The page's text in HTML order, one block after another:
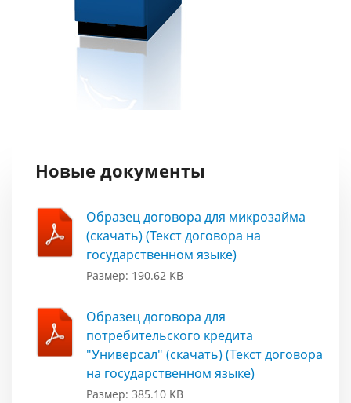
Новые документы
Образец договора для микрозайма
(скачать) (Текст договора на
государственном языке)
Размер: 190.62 KB
Образец договора для
потребительского кредита
"Универсал" (скачать) (Текст договора
на государственном языке)
Размер: 385.10 KB